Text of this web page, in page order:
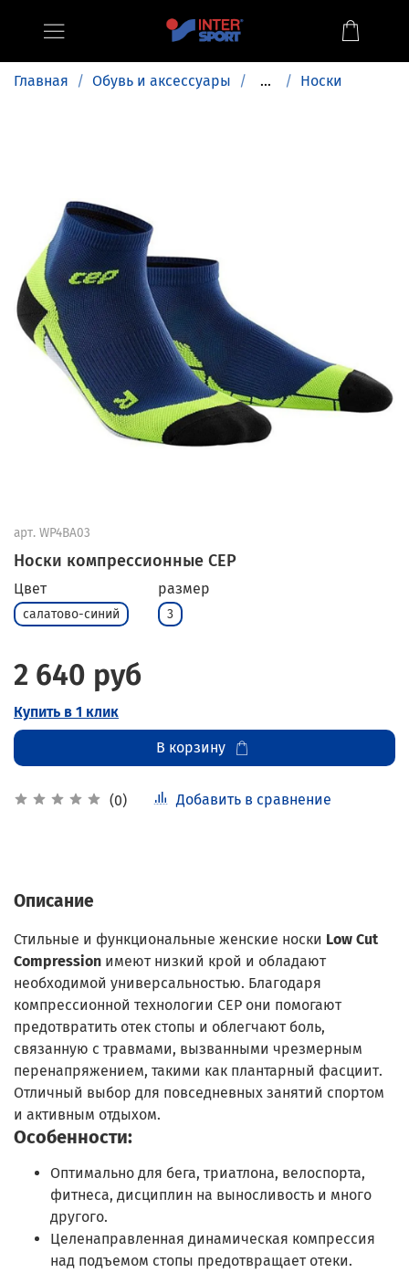
Главная Обувь и аксессуары ... Носки
арт. WP4BA03
Носки компрессионные CEP
(0) Добавить в сравнение
Цвет
салатово-синий
размер
3
2 640 руб
Купить в 1 клик
В корзину
Описание
Стильные и функциональные женские носки Low Cut
Compression имеют низкий крой и обладают
необходимой универсальностью. Благодаря
компрессионной технологии CEP они помогают
предотвратить отек стопы и облегчают боль,
связанную с травмами, вызванными чрезмерным
перенапряжением, такими как плантарный фасциит.
Отличный выбор для повседневных занятий спортом
и активным отдыхом.
Особенности:
Оптимально для бега, триатлона, велоспорта,
фитнеса, дисциплин на выносливость и много
другого.
Целенаправленная динамическая компрессия
над подъемом стопы предотвращает отеки.